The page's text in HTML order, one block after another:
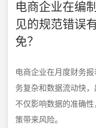
电商企业在编
见的规范错误
免？
电商企业在月度财务
务复杂和数据流动快
不仅影响数据的准确
策带来风险。